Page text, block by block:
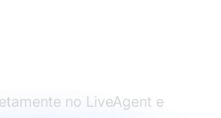
no LiveAgent e